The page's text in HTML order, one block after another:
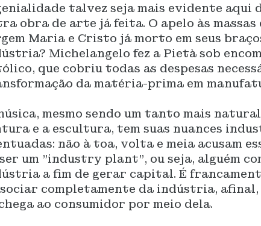
talvez seja mais evidente aqui
obra de arte já feita. O apelo às
Maria e Cristo já morto em seus
Michelangelo fez a Pietà sob
que cobriu todas as despesas
da matéria-prima em
mesmo sendo um tanto mais
e a escultura, tem suas nuances
não à toa, volta e meia acusam
um "industry plant", ou seja, alguém
a fim de gerar capital. É
completamente da indústria,
ao consumidor por meio dela.